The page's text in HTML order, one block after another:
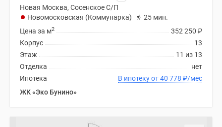
Новая Москва, Сосенское С/П
Новомосковская (Коммунарка)
25 мин.
352 250 ₽
Цена за м2
13
Корпус
11 из 13
Этаж
нет
Отделка
В ипотеку от 40 778 ₽/мес
Ипотека
ЖК «Эко Бунино»